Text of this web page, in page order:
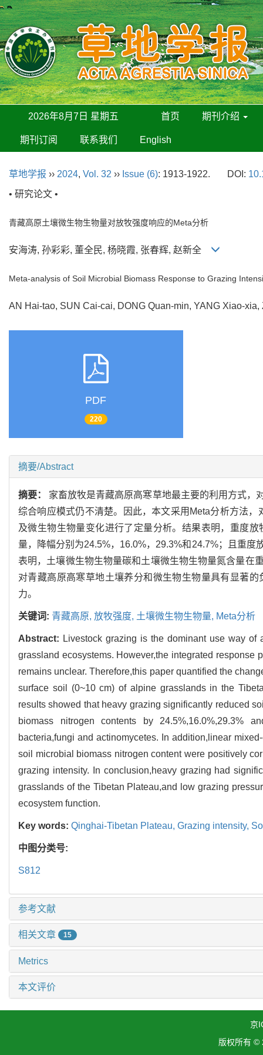
2026年8月7日 星期五 首页 期刊介绍
期刊订阅 联系我们 English
草地学报 ›› 2024, Vol. 32 ›› Issue (6): 1913-1922. DOI:
• 研究论文 •
青藏高原土壤微生物生物量对放牧强度响应的Meta分析
安海涛, 孙彩彩, 董全民, 杨晓霞, 张春辉, 赵新全
Meta-analysis of Soil Microbial Biomass Response to Grazing
AN Hai-tao, SUN Cai-cai, DONG Quan-min, YANG Xiao-
PDF
220
摘要/Abstract
摘要： 家畜放牧是青藏高原高寒草地最主要的利用方式，
综合响应模式仍不清楚。因此，本文采用Meta分析方法
及微生物生物量变化进行了定量分析。结果表明，重度
量，降幅分别为24.5%，16.0%，29.3%和24.7%；且重
表明，土壤微生物生物量碳和土壤微生物生物量氮含量在
对青藏高原高寒草地土壤养分和微生物生物量具有显著
力。
关键词: 青藏高原, 放牧强度, 土壤微生物生物量, Meta分析
Abstract: Livestock grazing is the dominant use way
grassland ecosystems. However,the integrated
remains unclear. Therefore,this paper quantified the
surface soil (0~10 cm) of alpine grasslands in the
results showed that heavy grazing significantly reduced
biomass nitrogen contents by 24.5%,16.0%,29.3%
bacteria,fungi and actinomycetes. In addition,linear
soil microbial biomass nitrogen content were positively
grazing intensity. In conclusion,heavy grazing had
grasslands of the Tibetan Plateau,and low grazing
ecosystem function.
Key words: Qinghai-Tibetan Plateau, Grazing intensity,
中图分类号:
S812
参考文献
相关文章 15
Metrics
本文评价
京
版权所有 ©